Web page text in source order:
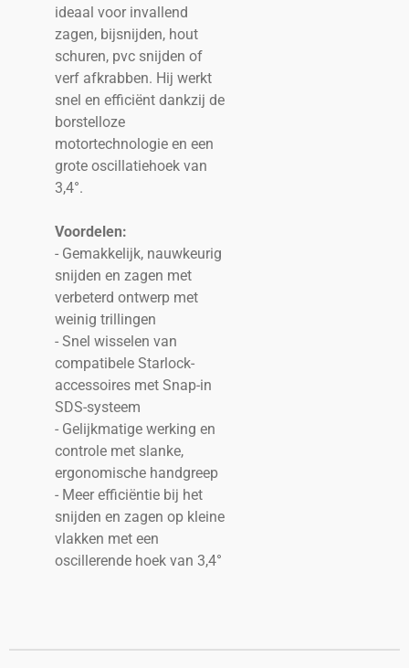
ideaal voor invallend
zagen, bijsnijden, hout
schuren, pvc snijden of
verf afkrabben. Hij werkt
snel en efficiënt dankzij de
borstelloze
motortechnologie en een
grote oscillatiehoek van
3,4°.
Voordelen:
- Gemakkelijk, nauwkeurig
snijden en zagen met
verbeterd ontwerp met
weinig trillingen
- Snel wisselen van
compatibele Starlock-
accessoires met Snap-in
SDS-systeem
- Gelijkmatige werking en
controle met slanke,
ergonomische handgreep
- Meer efficiëntie bij het
snijden en zagen op kleine
vlakken met een
oscillerende hoek van 3,4°